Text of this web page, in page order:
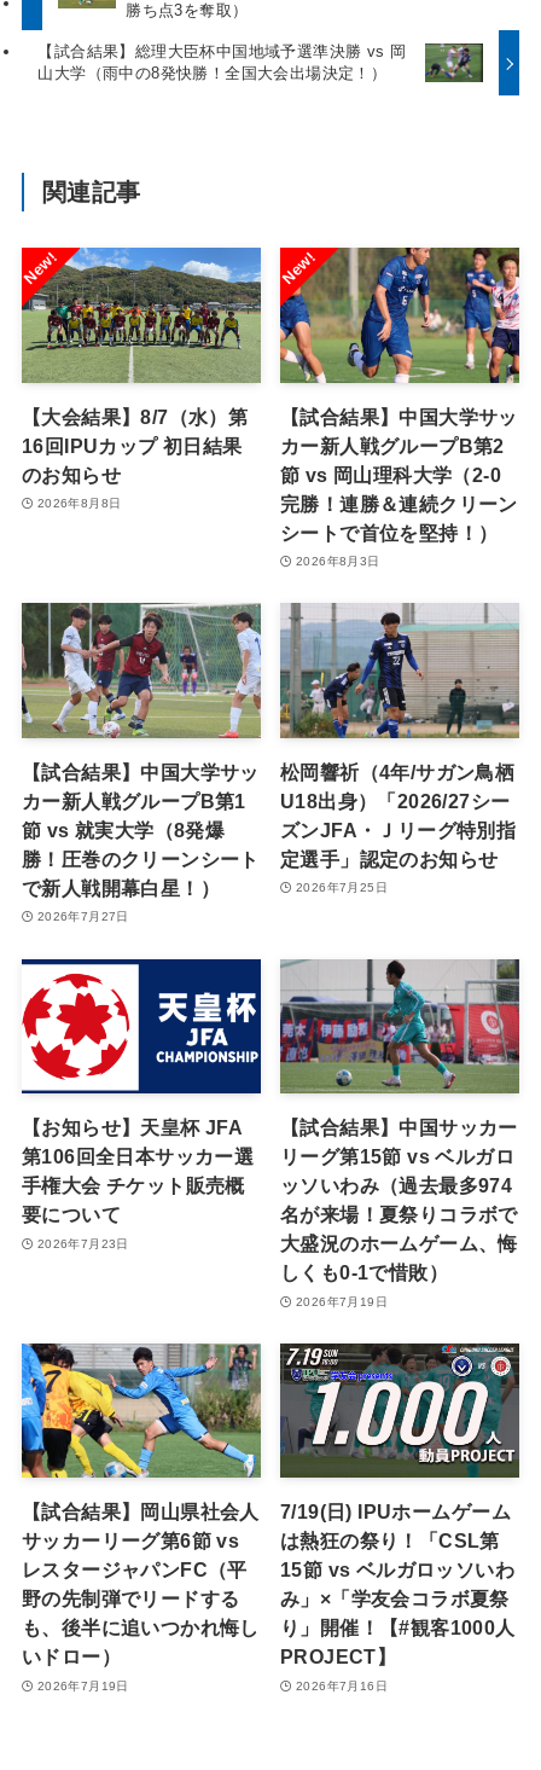
勝ち点3を奪取）
【試合結果】総理大臣杯中国地域予選準決勝 vs 岡
山大学（雨中の8発快勝！全国大会出場決定！）
関連記事
【大会結果】8/7（水）第
16回IPUカップ 初日結果
のお知らせ
2026年8月8日
【試合結果】中国大学サッ
カー新人戦グループB第2
節 vs 岡山理科大学（2-0
完勝！連勝＆連続クリーン
シートで首位を堅持！）
2026年8月3日
【試合結果】中国大学サッ
カー新人戦グループB第1
節 vs 就実大学（8発爆
勝！圧巻のクリーンシート
で新人戦開幕白星！）
2026年7月27日
松岡響祈（4年/サガン鳥栖
U18出身）「2026/27シー
ズンJFA・Ｊリーグ特別指
定選手」認定のお知らせ
2026年7月25日
【お知らせ】天皇杯 JFA
第106回全日本サッカー選
手権大会 チケット販売概
要について
2026年7月23日
【試合結果】中国サッカー
リーグ第15節 vs ベルガロ
ッソいわみ（過去最多974
名が来場！夏祭りコラボで
大盛況のホームゲーム、悔
しくも0-1で惜敗）
2026年7月19日
【試合結果】岡山県社会人
サッカーリーグ第6節 vs
レスタージャパンFC（平
野の先制弾でリードする
も、後半に追いつかれ悔し
いドロー）
2026年7月19日
7/19(日) IPUホームゲーム
は熱狂の祭り！「CSL第
15節 vs ベルガロッソいわ
み」×「学友会コラボ夏祭
り」開催！【#観客1000人
PROJECT】
2026年7月16日